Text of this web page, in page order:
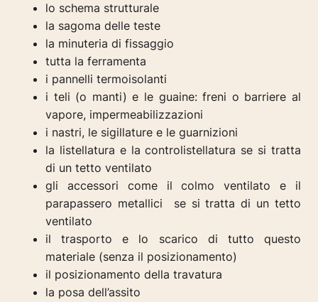
lo schema strutturale
la sagoma delle teste
la minuteria di fissaggio
tutta la ferramenta
i pannelli termoisolanti
i teli (o manti) e le guaine: freni o barriere al
vapore, impermeabilizzazioni
i nastri, le sigillature e le guarnizioni
la listellatura e la controlistellatura se si tratta
di un tetto ventilato
gli accessori come il colmo ventilato e il
parapassero metallici se si tratta di un tetto
ventilato
il trasporto e lo scarico di tutto questo
materiale (senza il posizionamento)
il posizionamento della travatura
la posa dell’assito